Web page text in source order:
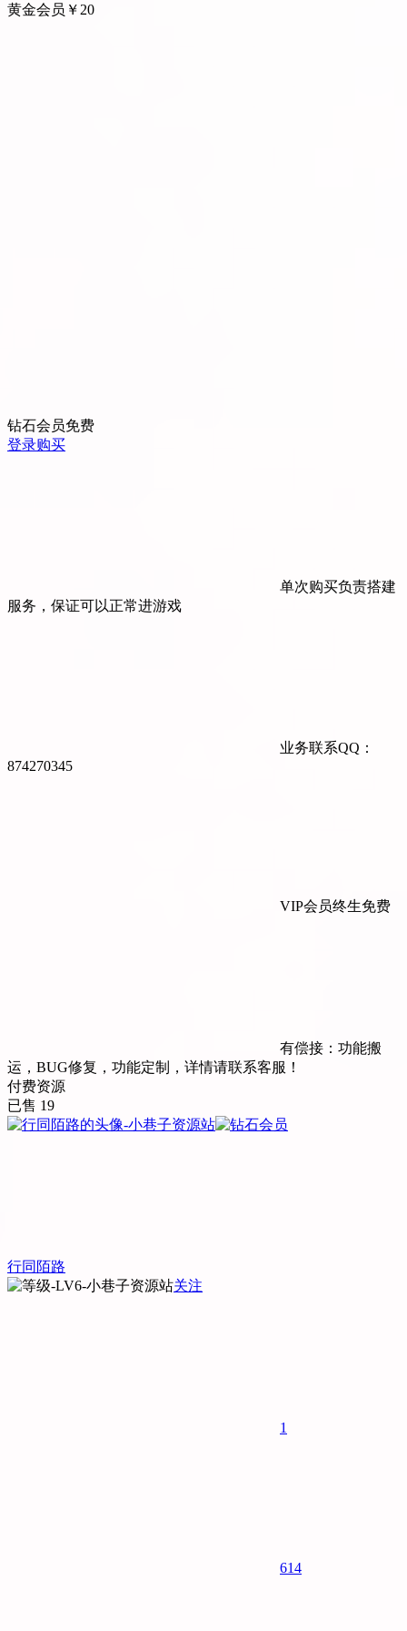
黄金会员 ￥ 20
钻石会员免费
登录购买
单次购买负责搭建
服务，保证可以正常进游戏
业务联系QQ：
874270345
VIP会员终生免费
有偿接：功能搬
运，BUG修复，功能定制，详情请联系客服！
付费资源
已售 19
行同陌路
关注
1
614